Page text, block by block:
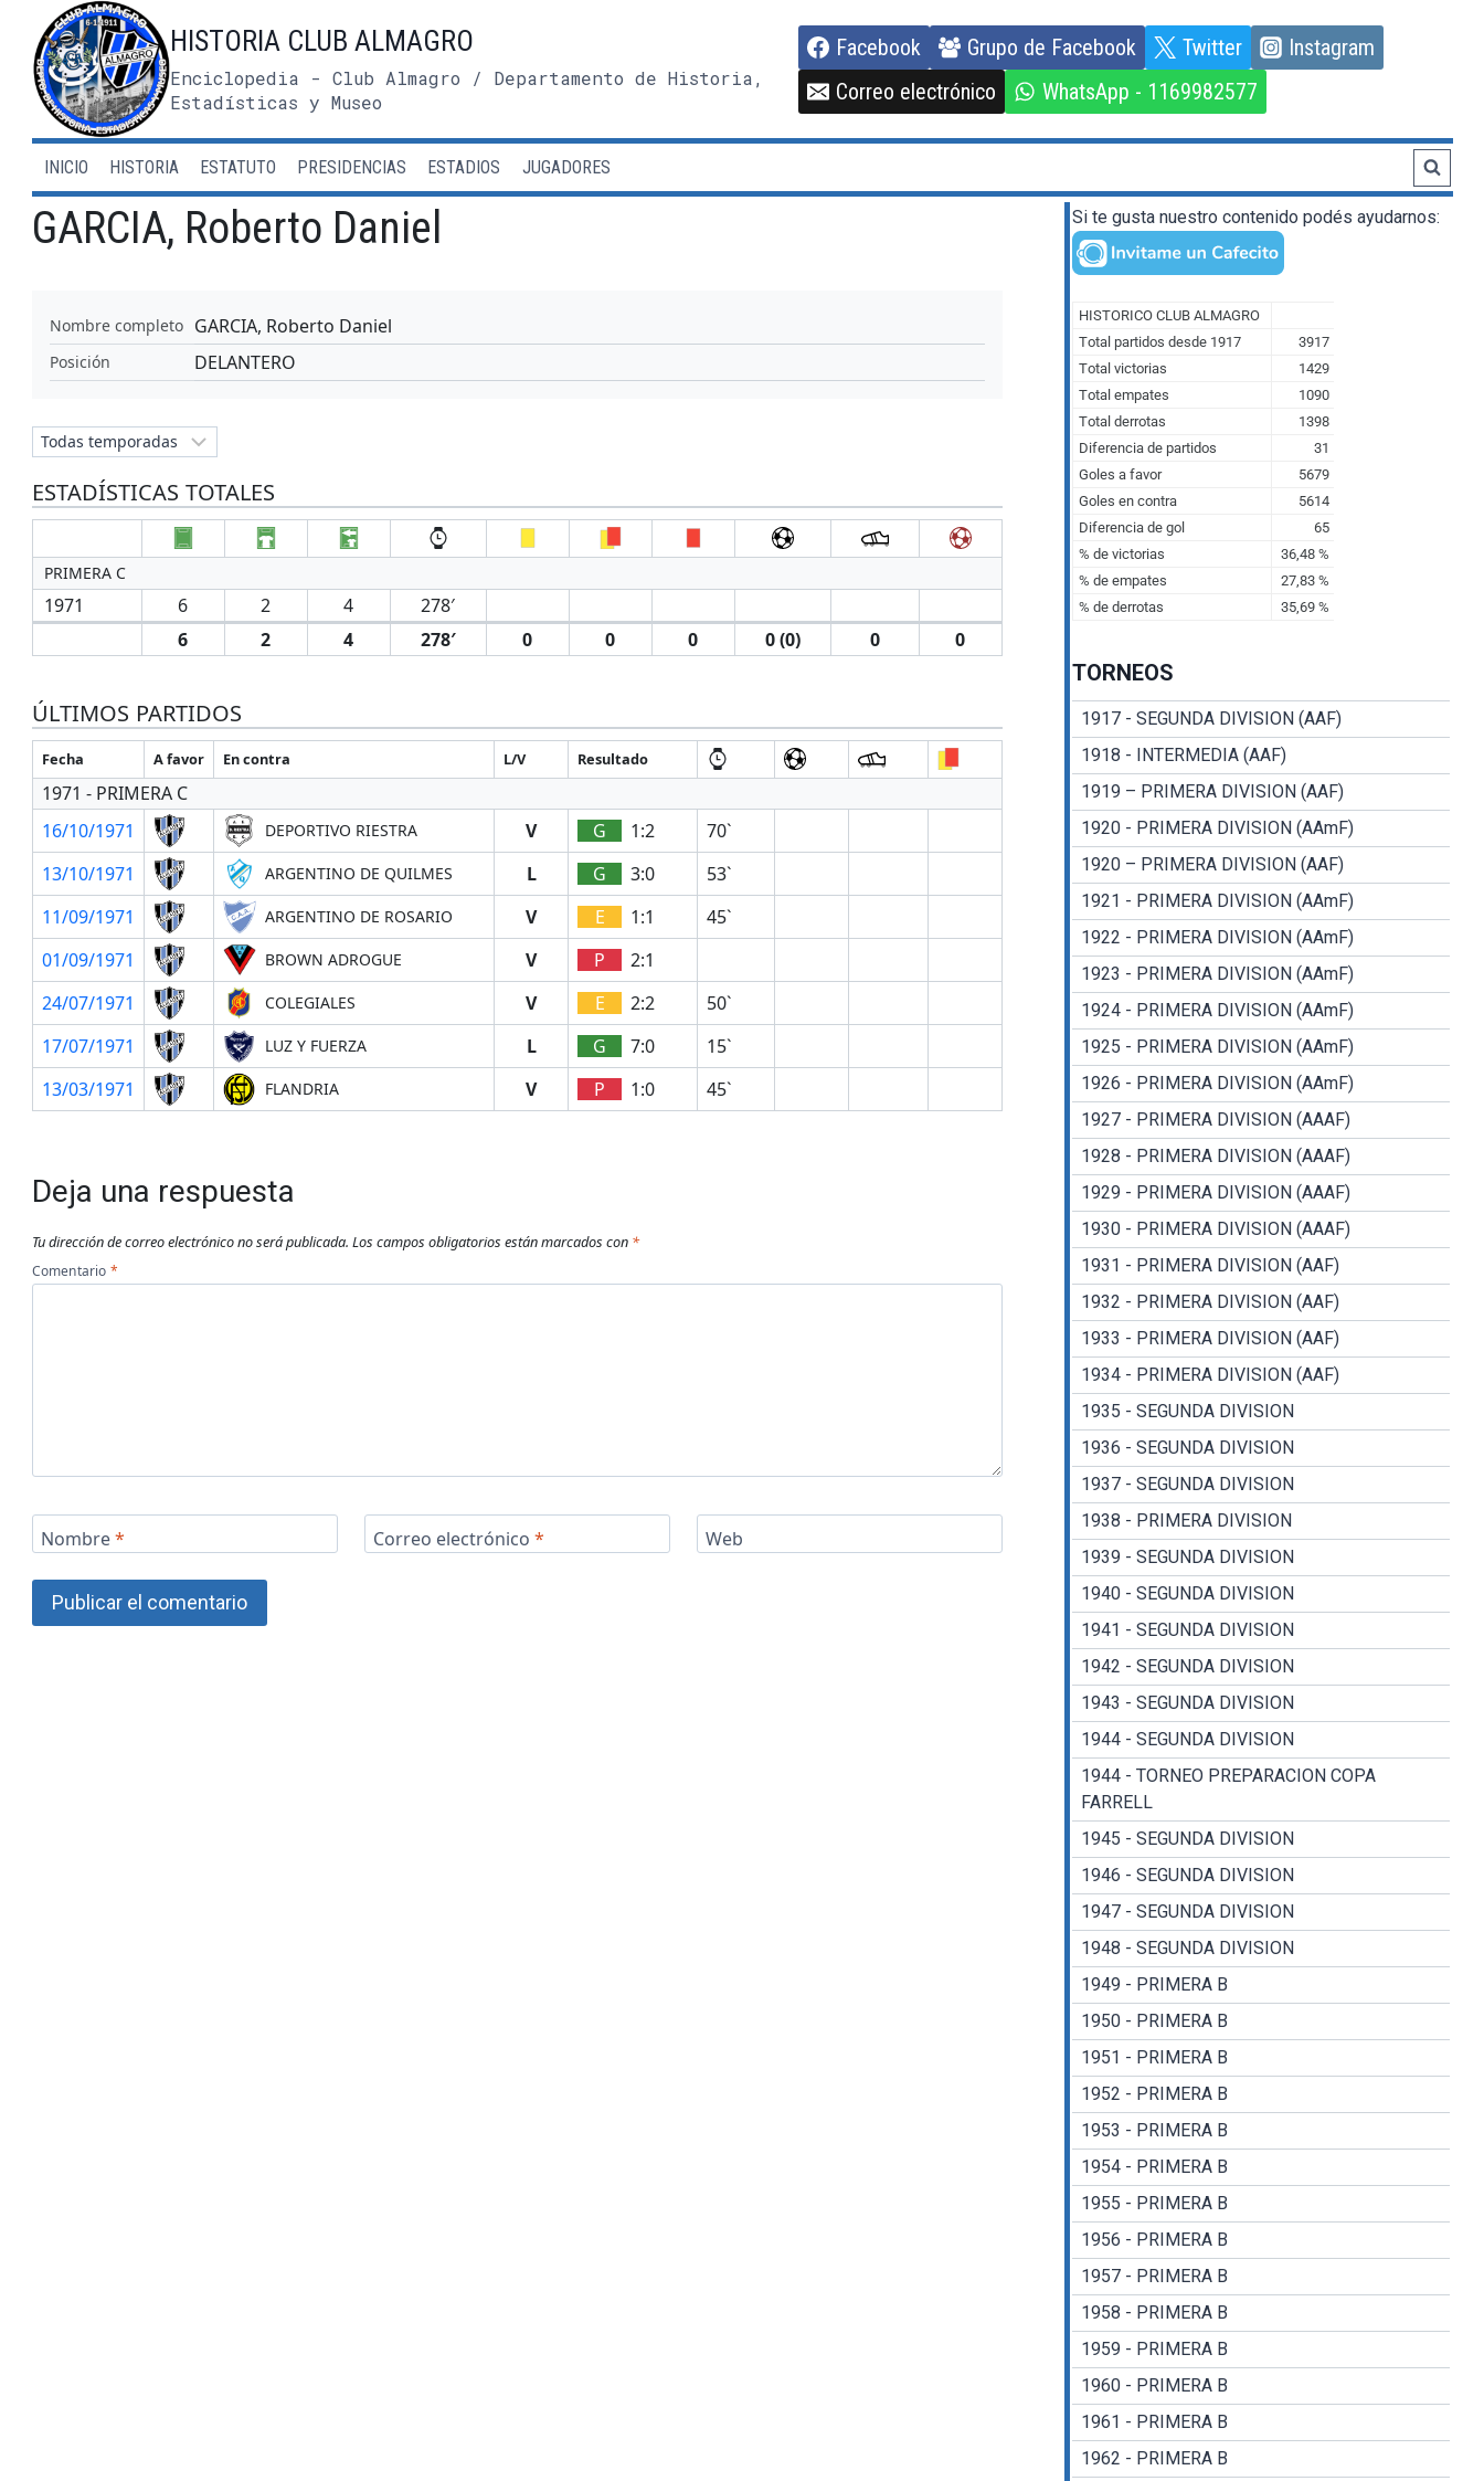
contenido
HISTORIA CLUB ALMAGRO
Enciclopedia - Club Almagro / Departamento de Historia,
Estadísticas y Museo
Facebook Grupo de Facebook Twitter
Instagram
Correo electrónico
WhatsApp - 1169982577
INICIO HISTORIA ESTATUTO PRESIDENCIAS ESTADIOS JUGADORES
GARCIA, Roberto Daniel
Nombre completo GARCIA, Roberto Daniel
Posición DELANTERO
ESTADÍSTICAS TOTALES
PRIMERA C
1971 6 2 4
278′
6
2 4 278′ 0 0 0 0 (0) 0 0
ÚLTIMOS PARTIDOS
Fecha A favor En contra L/V Resultado
1971 - PRIMERA C
16/10/1971
DEPORTIVO RIESTRA V G 1:2
70`
13/10/1971
ARGENTINO DE QUILMES L G 3:0
53`
11/09/1971
ARGENTINO DE ROSARIO V E 1:1
45`
01/09/1971
BROWN ADROGUE V P
2:1
24/07/1971
COLEGIALES V E 2:2
50`
17/07/1971
LUZ Y FUERZA L G 7:0
15`
13/03/1971
FLANDRIA V P 1:0 45`
Deja una respuesta
Tu dirección de correo electrónico no será publicada. Los campos obligatorios están marcados con *
Comentario *
Nombre* Correo electrónico * Web
Si te gusta nuestro contenido podés ayudarnos:
TORNEOS
1917 - SEGUNDA DIVISION (AAF)
1918 - INTERMEDIA (AAF)
1919 – PRIMERA DIVISION (AAF)
1920 - PRIMERA DIVISION (AAmF)
1920 – PRIMERA DIVISION (AAF)
1921 - PRIMERA DIVISION (AAmF)
1922 - PRIMERA DIVISION (AAmF)
1923 - PRIMERA DIVISION (AAmF)
1924 - PRIMERA DIVISION (AAmF)
1925 - PRIMERA DIVISION (AAmF)
1926 - PRIMERA DIVISION (AAmF)
1927 - PRIMERA DIVISION (AAAF)
1928 - PRIMERA DIVISION (AAAF)
1929 - PRIMERA DIVISION (AAAF)
1930 - PRIMERA DIVISION (AAAF)
1931 - PRIMERA DIVISION (AAF)
1932 - PRIMERA DIVISION (AAF)
1933 - PRIMERA DIVISION (AAF)
1934 - PRIMERA DIVISION (AAF)
1935 - SEGUNDA DIVISION
1936 - SEGUNDA DIVISION
1937 - SEGUNDA DIVISION
1938 - PRIMERA DIVISION
1939 - SEGUNDA DIVISION
1940 - SEGUNDA DIVISION
1941 - SEGUNDA DIVISION
1942 - SEGUNDA DIVISION
1943 - SEGUNDA DIVISION
1944 - SEGUNDA DIVISION
1944 - TORNEO PREPARACION COPA
FARRELL
1945 - SEGUNDA DIVISION
1946 - SEGUNDA DIVISION
1947 - SEGUNDA DIVISION
1948 - SEGUNDA DIVISION
1949 - PRIMERA B
1950 - PRIMERA B
1951 - PRIMERA B
1952 - PRIMERA B
1953 - PRIMERA B
1954 - PRIMERA B
1955 - PRIMERA B
1956 - PRIMERA B
1957 - PRIMERA B
1958 - PRIMERA B
1959 - PRIMERA B
1960 - PRIMERA B
1961 - PRIMERA B
1962 - PRIMERA B